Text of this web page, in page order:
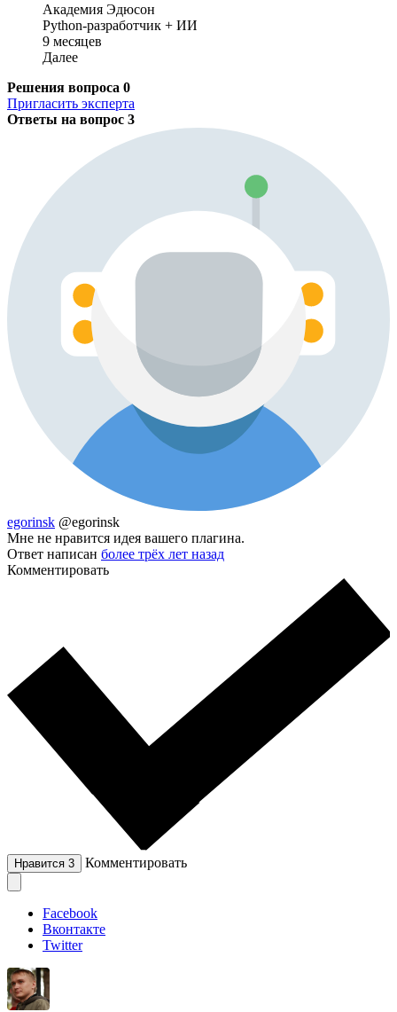
Академия Эдюсон
Python-разработчик + ИИ
9 месяцев
Далее
Решения вопроса 0
Пригласить эксперта
Ответы на вопрос 3
egorinsk @egorinsk
Мне не нравится идея вашего плагина.
Ответ написан более трёх лет назад
Комментировать
Нравится 3 Комментировать
Facebook
Вконтакте
Twitter